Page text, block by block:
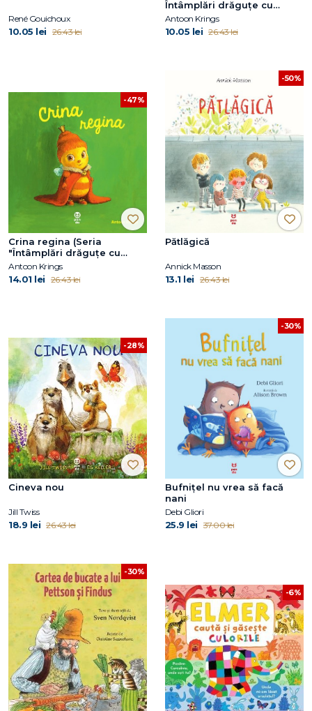
René Gouichoux
10.05 lei 26.43 lei
Întâmplări drăguțe cu
animăluțe)
Antoon Krings
10.05 lei 26.43 lei
-47%
Crina regina (Seria
"Întâmplări drăguțe cu
animăluțe")
Antoon Krings
14.01 lei 26.43 lei
-50%
Pătlăgică
Annick Masson
13.1 lei 26.43 lei
-28%
Cineva nou
Jill Twiss
18.9 lei 26.43 lei
-30%
Bufniţel nu vrea să facă
nani
Debi Gliori
25.9 lei 37.00 lei
-30%
-6%